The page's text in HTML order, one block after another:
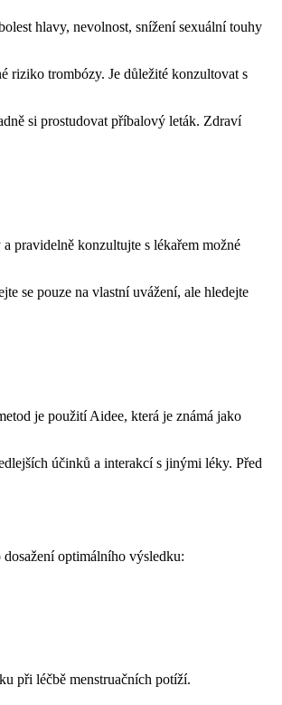
hlavy, nevolnost, snížení sexuální touhy
riziko trombózy. Je důležité konzultovat s
si prostudovat příbalový leták. Zdraví
pravidelně konzultujte s lékařem možné
se pouze na vlastní uvážení, ale hledejte
je použití Aidee, která je známá jako
účinků a interakcí s jinými léky. Před
optimálního výsledku:
při léčbě menstruačních potíží.